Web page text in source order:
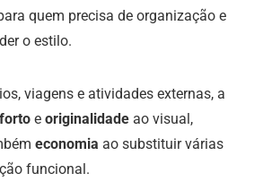
quem precisa de organização e
o estilo.
viagens e atividades externas, a
e originalidade ao visual,
economia ao substituir várias
funcional.